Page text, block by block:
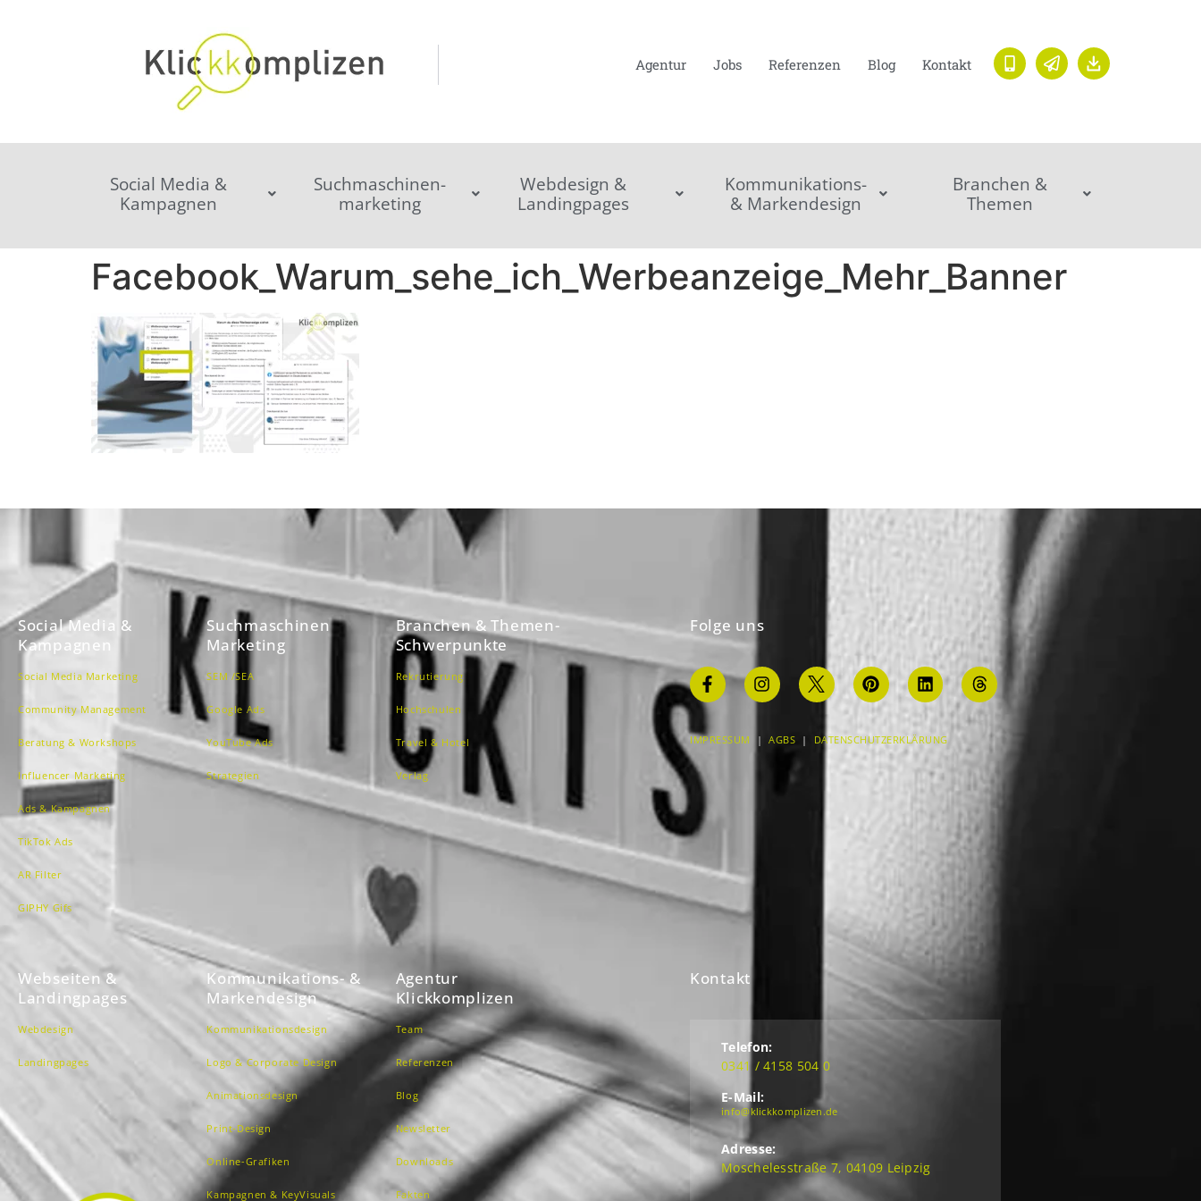
Agentur Jobs Referenzen Blog Kontakt
Social Media &
Kampagnen
Suchmaschinen-
marketing
Webdesign &
Landingpages
Kommunikations-
& Markendesign
Branchen &
Themen
Facebook_Warum_sehe_ich_Werbeanzeige_Mehr_Banner
Social Media &
Kampagnen
Social Media Marketing
Community Management
Beratung & Workshops
Influencer Marketing
Ads & Kampagnen
TikTok Ads
AR Filter
GIPHY Gifs
Suchmaschinen
Marketing
SEM /SEA
Google Ads
YouTube Ads
Strategien
Branchen & Themen-
Schwerpunkte
Rekrutierung
Hochschulen
Travel & Hotel
Verlag
Folge uns
IMPRESSUM | AGBS | DATENSCHUTZERKLÄRUNG
Webseiten &
Landingpages
Webdesign
Landingpages
Kommunikations- &
Markendesign
Kommunikationsdesign
Logo & Corporate Design
Animationsdesign
Print-Design
Online-Grafiken
Kampagnen & KeyVisuals
Agentur
Klickkomplizen
Team
Referenzen
Blog
Newsletter
Downloads
Fakten
Kontakt
Telefon:
0341 / 4158 504 0
E-Mail:
info@klickkomplizen.de
Adresse:
Moschelesstraße 7, 04109 Leipzig